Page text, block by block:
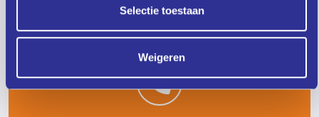
Selectie toestaan
Weigeren
info@amplio.college